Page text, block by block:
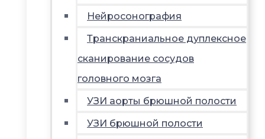
Нейросонография
Транскраниальное дуплексное
сканирование сосудов
головного мозга
УЗИ аорты брюшной полости
УЗИ брюшной полости